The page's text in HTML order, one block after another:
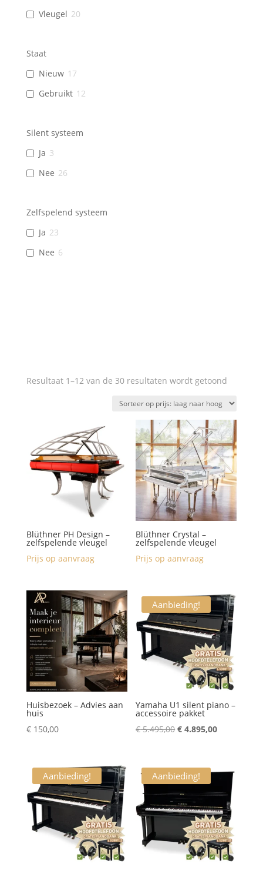
Vleugel 20
Staat
Nieuw 17
Gebruikt 12
Silent systeem
Ja 3
Nee 26
Zelfspelend systeem
Ja 23
Nee 6
Resultaat 1–12 van de 30 resultaten wordt getoond
prijs:
laag
naar
hoog
Blüthner PH Design –
zelfspelende vleugel
Prijs op aanvraag
Blüthner Crystal –
zelfspelende vleugel
Prijs op aanvraag
Huisbezoek – Advies aan
huis
€150,00
Aanbieding!
Yamaha U1 silent piano –
accessoire pakket
€5.495,00 Oorspronkelijke
€ 5.495,00.
€ 4.895,00Huidige
€ 4.895,00.
Aanbieding! Aanbieding!